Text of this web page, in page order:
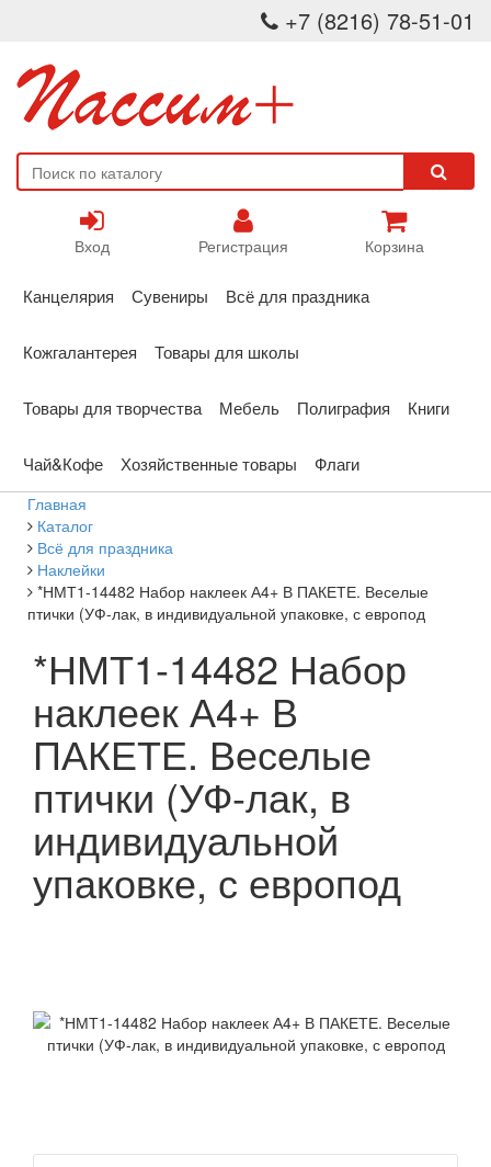
+7 (8216) 78-51-01
Вход Регистрация Корзина
Канцелярия Сувениры Всё для праздника
Кожгалантерея Товары для школы
Товары для творчества Мебель Полиграфия Книги
Чай&Кофе Хозяйственные товары Флаги
Главная
Каталог
Всё для праздника
Наклейки
*НМТ1-14482 Набор наклеек А4+ В ПАКЕТЕ. Веселые
птички (УФ-лак, в индивидуальной упаковке, с европод
*НМТ1-14482 Набор
наклеек А4+ В
ПАКЕТЕ. Веселые
птички (УФ-лак, в
индивидуальной
упаковке, с европод